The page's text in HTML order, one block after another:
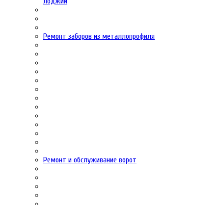
Ремонт заборов из металлопрофиля
Ремонт и обслуживание ворот